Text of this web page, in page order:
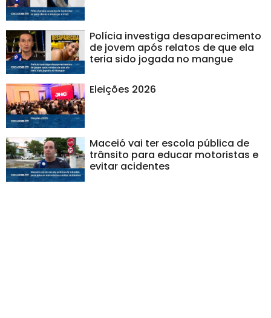
Polícia investiga desaparecimento
de jovem após relatos de que ela
teria sido jogada no mangue
Eleições 2026
Maceió vai ter escola pública de
trânsito para educar motoristas e
evitar acidentes